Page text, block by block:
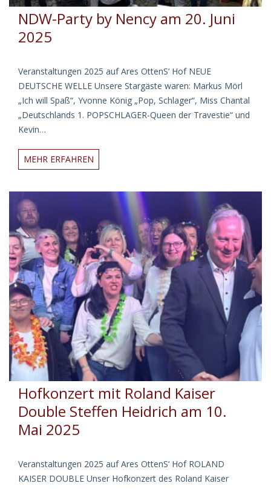
NDW-Party by Nency am 20. Juni
2025
Veranstaltungen 2025 auf Ares OttenS‘ Hof NEUE
DEUTSCHE WELLE Unsere Stargäste waren: Markus Mörl
„Ich will Spaß“, Yvonne König „Pop, Schlager“, Miss Chantal
„Deutschlands 1. POPSCHLAGER-Queen der Travestie“ und
Kevin…
MEHR ERFAHREN
Party
Nency
20.
Juni
2025
Hofkonzert mit Roland Kaiser
Double Steffen Heidrich am 10.
Mai 2025
Veranstaltungen 2025 auf Ares OttenS‘ Hof ROLAND
KAISER DOUBLE Unser Hofkonzert des Roland Kaiser